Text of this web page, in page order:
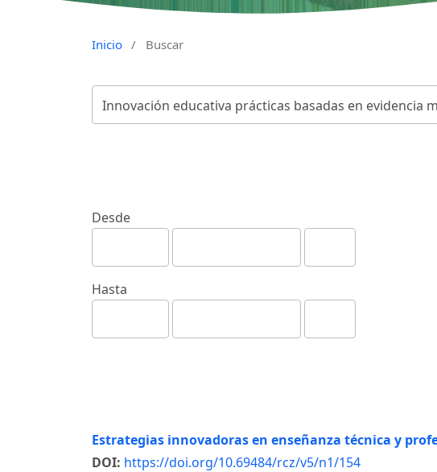
Inicio / Buscar
Desde
Hasta
Estrategias innovadoras en enseñanza técnica y
DOI: https://doi.org/10.69484/rcz/v5/n1/154